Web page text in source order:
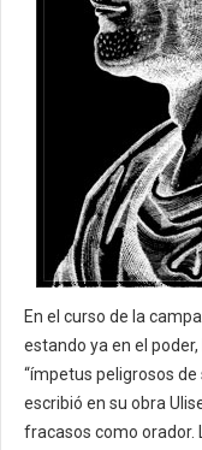
En el curso de la
estando ya en el
“ímpetus peligrosos
escribió en su obra
fracasos como orador.